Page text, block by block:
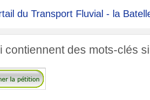
du Transport Fluvial - la
contiennent des mots-clés